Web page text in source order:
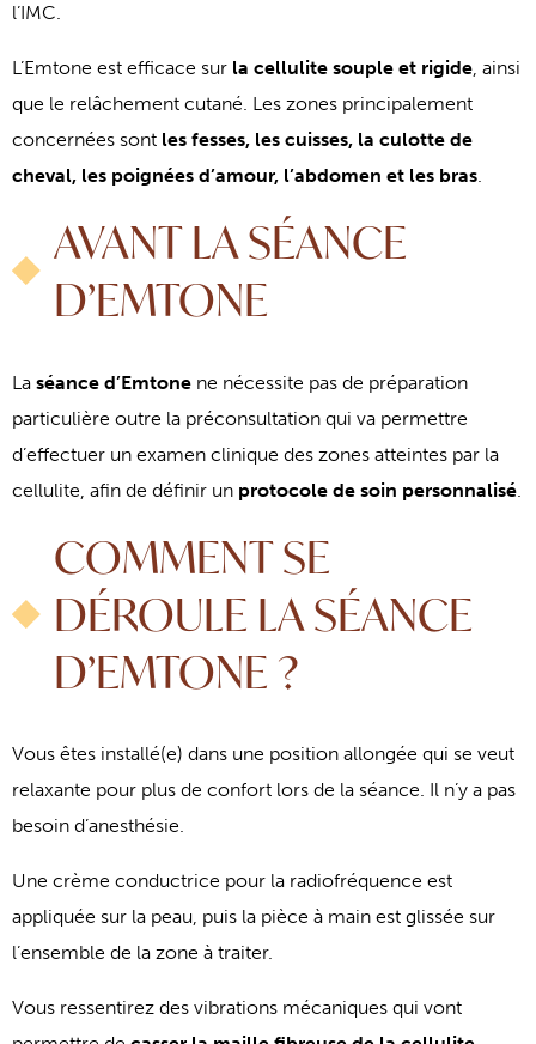
l’IMC.
L’Emtone est efficace sur la cellulite souple et rigide, ainsi
que le relâchement cutané. Les zones principalement
concernées sont les fesses, les cuisses, la culotte de
cheval, les poignées d’amour, l’abdomen et les bras.
AVANT LA SÉANCE
D’EMTONE
La séance d’Emtone ne nécessite pas de préparation
particulière outre la préconsultation qui va permettre
d’effectuer un examen clinique des zones atteintes par la
cellulite, afin de définir un protocole de soin personnalisé
COMMENT SE
DÉROULE LA SÉANCE
D’EMTONE ?
Vous êtes installé(e) dans une position allongée qui se veut
relaxante pour plus de confort lors de la séance. Il n’y a pas
besoin d’anesthésie.
Une crème conductrice pour la radiofréquence est
appliquée sur la peau, puis la pièce à main est glissée sur
l’ensemble de la zone à traiter.
Vous ressentirez des vibrations mécaniques qui vont